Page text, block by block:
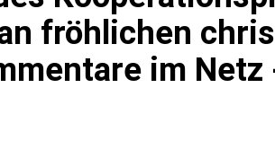
fröhlichen
im